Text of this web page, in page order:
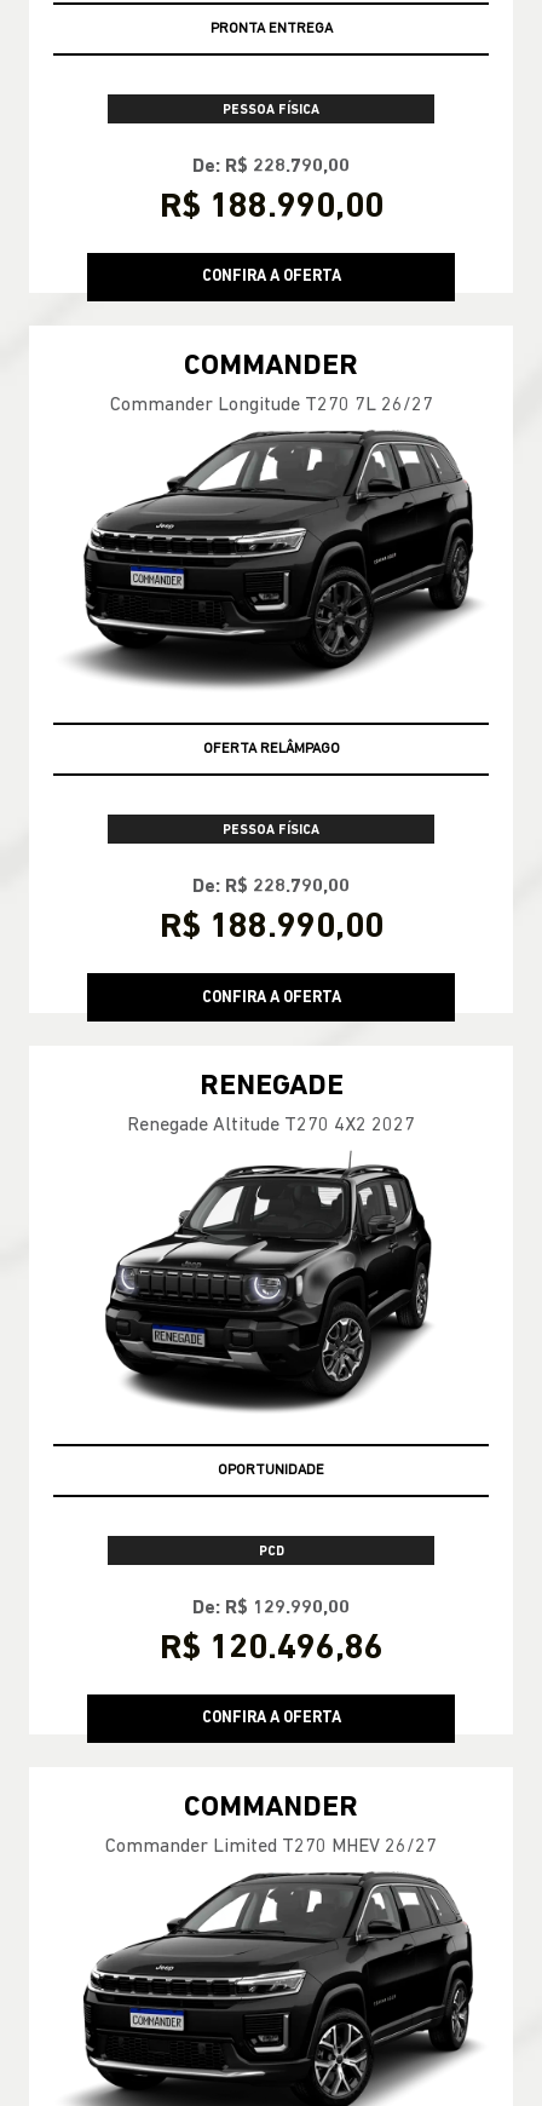
PRONTA ENTREGA
PESSOA FÍSICA
De: R$ 228.790,00
R$ 188.990,00
CONFIRA A OFERTA
COMMANDER
Commander Longitude T270 7L 26/27
OFERTA RELÂMPAGO
PESSOA FÍSICA
De: R$ 228.790,00
R$ 188.990,00
CONFIRA A OFERTA
RENEGADE
Renegade Altitude T270 4X2 2027
OPORTUNIDADE
PCD
De: R$ 129.990,00
R$ 120.496,86
CONFIRA A OFERTA
COMMANDER
Commander Limited T270 MHEV 26/27